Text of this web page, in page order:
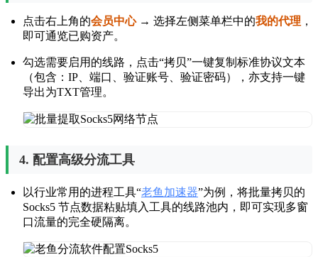
点击右上角的会员中心→ 选择左侧菜单栏中的我的代理 ，
即可通览已购资产。
勾选需要启用的线路，点击“拷贝”一键复制标准协议文本
（包含：IP、端口、验证账号、验证密码），亦支持一键
导出为TXT管理。
4. 配置高级分流工具
以行业常用的进程工具“老鱼加速器”为例，将批量拷贝的
Socks5 节点数据粘贴填入工具的线路池内，即可实现多窗
口流量的完全硬隔离。